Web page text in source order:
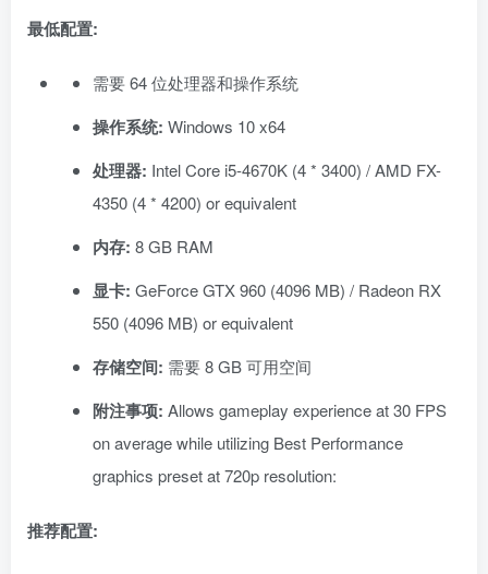
最低配置:
需要 64 位处理器和操作系统
操作系统: Windows 10 x64
处理器: Intel Core i5-4670K (4 * 3400) / AMD FX-
4350 (4 * 4200) or equivalent
内存: 8 GB RAM
显卡: GeForce GTX 960 (4096 MB) / Radeon RX
550 (4096 MB) or equivalent
存储空间: 需要 8 GB 可用空间
附注事项: Allows gameplay experience at 30 FPS
on average while utilizing Best Performance
graphics preset at 720p resolution:
推荐配置: